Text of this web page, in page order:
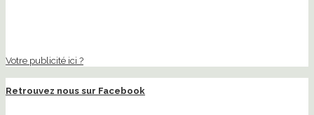
Votre publicité ici ?
Retrouvez nous sur Facebook